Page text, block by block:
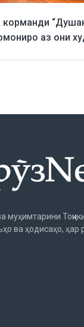
корманди
аз они
муҳимтарини
ва ҳодисаҳо, ҳар